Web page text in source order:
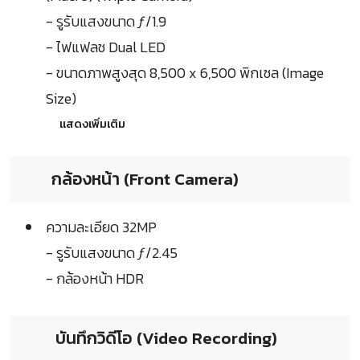
- รูรับแสงขนาด ƒ/1.9
- ไฟแฟลช Dual LED
- ขนาดภาพสูงสุด 8,500 x 6,500 พิกเซล (Image
Size)
แสดงเพิ่มเติม
กล้องหน้า (Front Camera)
ความละเอียด 32MP
- รูรับแสงขนาด ƒ/2.45
- กล้องหน้า HDR
บันทึกวิดีโอ (Video Recording)